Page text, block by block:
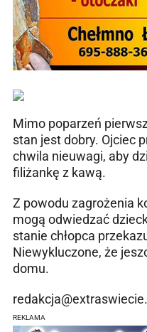
Mimo poparzeń
stan jest dobry. Ojciec
chwila nieuwagi, aby
filiżankę z kawą.
Z powodu zagrożenia
mogą odwiedzać
stanie chłopca
Niewykluczone, że
domu.
REKLAMA